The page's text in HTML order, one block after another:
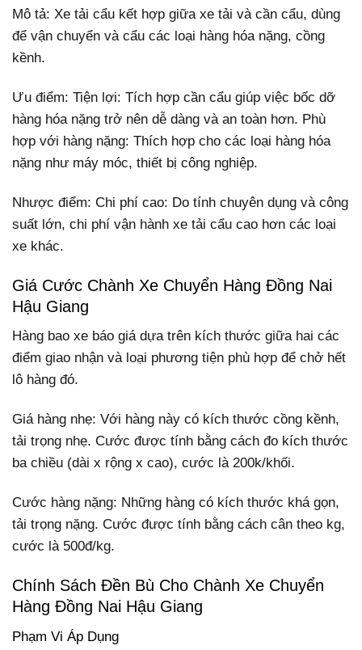
Mô tả: Xe tải cẩu kết hợp giữa xe tải và cần cẩu, dùng
để vận chuyển và cẩu các loại hàng hóa nặng, cồng
kềnh.
Ưu điểm: Tiện lợi: Tích hợp cần cẩu giúp việc bốc dỡ
hàng hóa nặng trở nên dễ dàng và an toàn hơn. Phù
hợp với hàng nặng: Thích hợp cho các loại hàng hóa
nặng như máy móc, thiết bị công nghiệp.
Nhược điểm: Chi phí cao: Do tính chuyên dụng và công
suất lớn, chi phí vận hành xe tải cẩu cao hơn các loại
xe khác.
Giá Cước Chành Xe Chuyển Hàng Đồng Nai
Hậu Giang
Hàng bao xe báo giá dựa trên kích thước giữa hai các
điểm giao nhận và loại phương tiện phù hợp để chở hết
lô hàng đó.
Giá hàng nhẹ: Với hàng này có kích thước cồng kềnh,
tải trọng nhẹ. Cước được tính bằng cách đo kích thước
ba chiều (dài x rộng x cao), cước là 200k/khối.
Cước hàng nặng: Những hàng có kích thước khá gọn,
tải trọng nặng. Cước được tính bằng cách cân theo kg,
cước là 500đ/kg.
Chính Sách Đền Bù Cho Chành Xe Chuyển
Hàng Đồng Nai Hậu Giang
Phạm Vi Áp Dụng